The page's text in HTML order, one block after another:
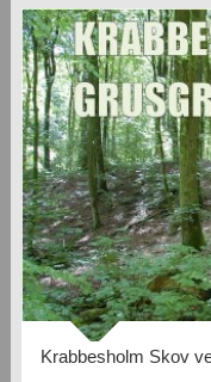
Krabbesholm Skov